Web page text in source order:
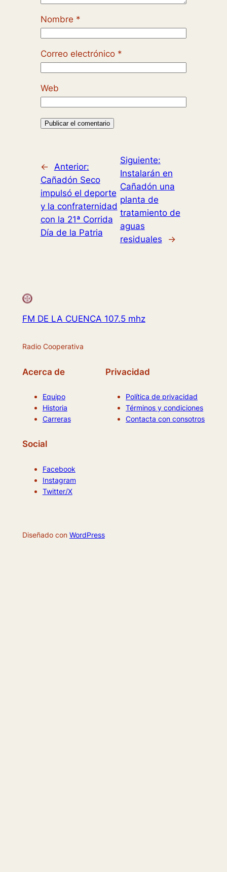
Nombre *
Correo electrónico *
Web
← Anterior:
Cañadón Seco
impulsó el deporte
y la confraternidad
con la 21ª Corrida
Día de la Patria
Siguiente:
Instalarán en
Cañadón una
planta de
tratamiento de
aguas
residuales
→
FM DE LA CUENCA 107.5 mhz
Radio Cooperativa
Acerca de
Equipo
Historia
Carreras
Privacidad
Política de privacidad
Términos y condiciones
Contacta con consotros
Social
Facebook
Instagram
Twitter/X
Diseñado con WordPress